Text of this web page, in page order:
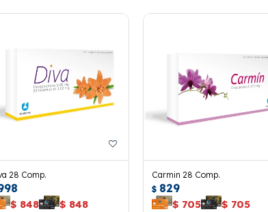
28 Comp.
$ 848 $ 848
Carmin 28 Comp.
$ 829
$ 705 $ 705